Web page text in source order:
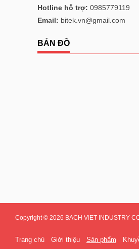
Hotline hỗ trợ: 0985779119
Email: bitek.vn@gmail.com
BẢN ĐỒ
Copyright © 2026 BACH VIET INDUSTRY
Trang chủ Giới thiệu Sản phẩm